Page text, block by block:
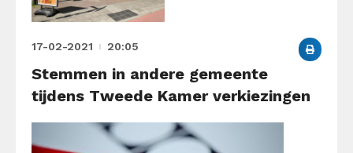
17-02-2021 20:05
Stemmen in andere gemeente
tijdens Tweede Kamer verkiezingen